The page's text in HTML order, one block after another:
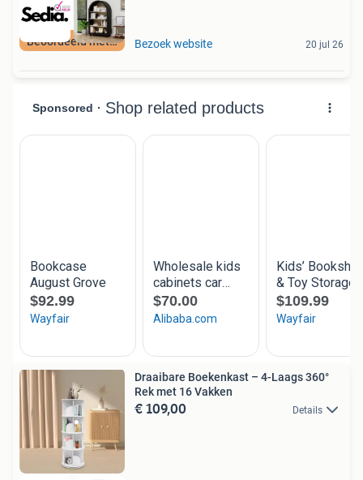
Beoordeeld met 9+ Bezoek website 20 jul 26
Draaibare Boekenkast – 4-Laags 360°
Rek met 16 Vakken
€ 109,00 Details